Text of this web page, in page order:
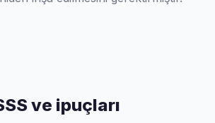
ve ipuçları